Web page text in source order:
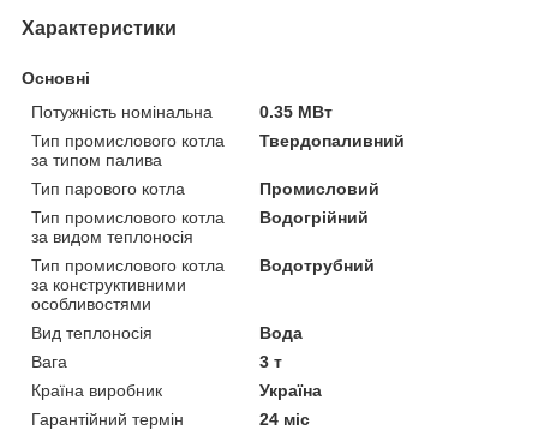
Характеристики
Основні
Потужність номінальна
0.35 МВт
Тип промислового котла
за типом палива
Твердопаливний
Тип парового котла
Промисловий
Тип промислового котла
за видом теплоносія
Водогрійний
Тип промислового котла
за конструктивними
особливостями
Водотрубний
Вид теплоносія
Вода
Вага
3 т
Країна виробник
Україна
Гарантійний термін
24 міс